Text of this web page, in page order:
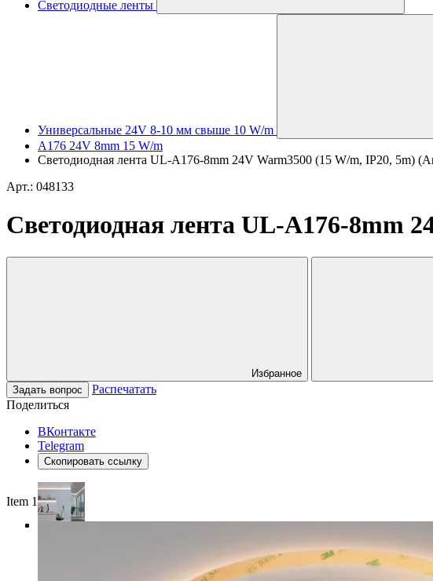
Светодиодные ленты
Универсальные 24V 8-10 мм свыше 10 W/m
A176 24V 8mm 15 W/m
Светодиодная лента UL-A176-8mm 24V Warm3500 (15 W/m, IP20, 5m)
Арт.: 048133
Светодиодная лента UL-A176-8mm
Избранное
Задать вопрос
Распечатать
Поделиться
ВКонтакте
Telegram
Скопировать ссылку
Item 1 of 4